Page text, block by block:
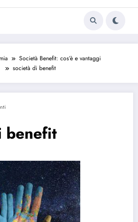
Società Benefit: cos’è e vantaggi
società di benefit
benefit